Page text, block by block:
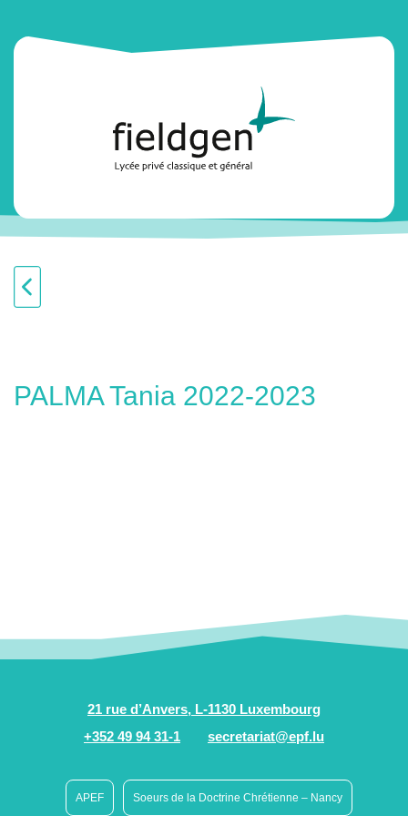
PALMA Tania 2022-2023
21 rue d’Anvers, L-1130 Luxembourg
+352 49 94 31-1
secretariat@epf.lu
APEF Soeurs de la Doctrine Chrétienne – Nancy